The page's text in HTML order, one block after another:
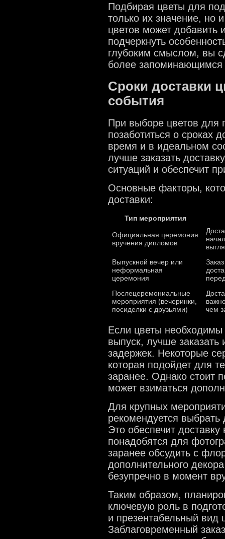
Подбирая цветы для
только их значение, но
цветов может добавить
подчеркнуть
глубоким смыслом, вы
более запоминающимся
Сроки доставки
события
При выборе цветов для
позаботиться о сроках
время и в идеальном
лучше заказать
ситуаций и обеспечит
Основные факторы,
доставки:
Тип мероприятия
Официальная церемония
вручения дипломов
Выпускной вечер или
неформальная
церемония
Послецеремониальные
мероприятия (вечеринки,
посиделки с друзьями)
чем
Если цветы необходимы
выпуск, лучше заказать
задержек. Некоторые
которая подойдет для
заранее. Однако стоит
может взиматься
Для крупных
рекомендуется
Это обеспечит
понадобятся для
заранее обсудить с
дополнительного
безупречно в момент
Таким образом,
ключевую роль в
и презентабельный вид
Заблаговременный